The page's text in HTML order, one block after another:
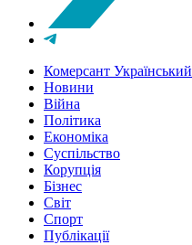
Комерсант Український
Новини
Війна
Політика
Економіка
Суспільство
Корупція
Бізнес
Світ
Спорт
Публікації